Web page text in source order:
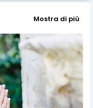
Mostra di più